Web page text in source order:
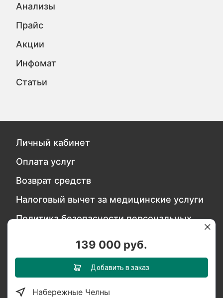
139 000 руб.
Добавить в заказ
Набережные Челны
Анализы
Прайс
Акции
Инфомат
Статьи
Личный кабинет
Оплата услуг
Возврат средств
Налоговый вычет за медицинские услуги
Политика безопасности персональных
Обратитесь в службу качества